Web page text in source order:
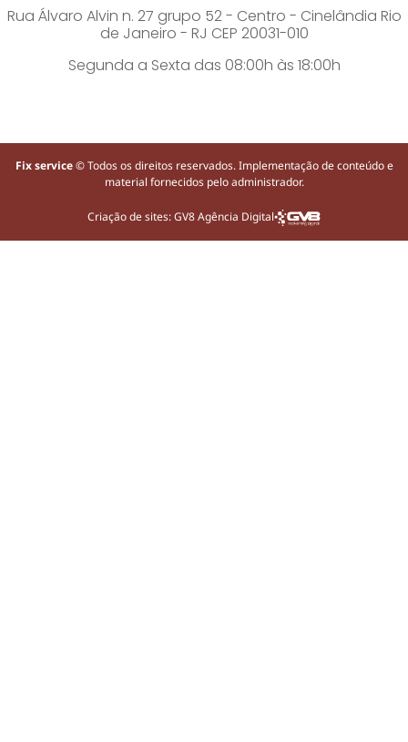
Rua Álvaro Alvin n. 27 grupo 52 - Centro - Cinelândia Rio
de Janeiro - RJ CEP 20031-010
Segunda a Sexta das 08:00h às 18:00h
Fix service© Todos os direitos reservados. Implementação de conteúdo e
material fornecidos pelo administrador.
Criação de sites: GV8 Agência Digital